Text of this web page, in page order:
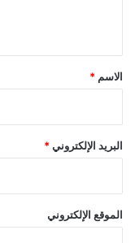
*
الاسم *
البريد الإلكتروني *
الموقع الإلكتروني